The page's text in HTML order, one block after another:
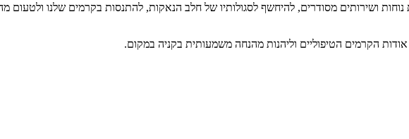
נוחות ושירותים מסודרים, להיחשף לסגולותיו של חלב הנאקות, להתנסות בקרמים שלנו
הקרמים הטיפוליים וליהנות מהנחה משמעותית בקניה במקום.